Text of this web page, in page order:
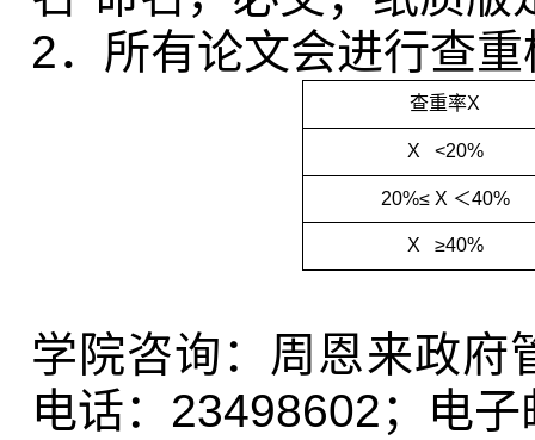
2．所有论文会进行查
查重率X
X <20%
20%≤ X ＜40%
X ≥40%
学院咨询：周恩来政府
电话： 23498602；电